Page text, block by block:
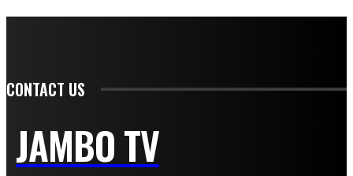
CONTACT US
JAMBO TV